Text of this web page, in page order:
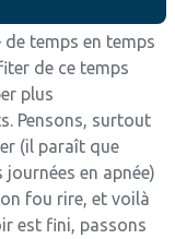
de temps en temps
de ce temps
plus
Pensons, surtout
(il paraît que
en apnée)
fou rire, et voilà
est fini, passons